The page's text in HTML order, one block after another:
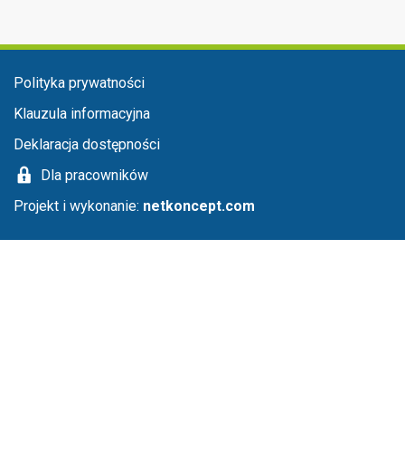
Menu stopka
Polityka prywatności
Klauzula informacyjna
Deklaracja dostępności
Dla pracowników
Projekt i wykonanie: netkoncept.com